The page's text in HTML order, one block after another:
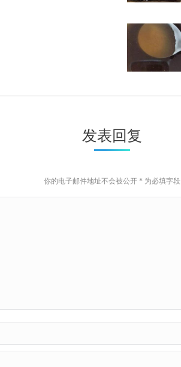
发表回复
你的电子邮件地址不会被公开 *为必填字段